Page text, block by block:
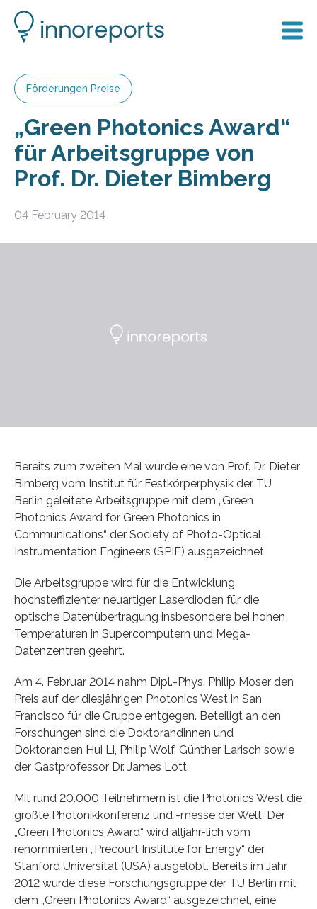
Förderungen Preise
„Green Photonics Award“
für Arbeitsgruppe von
Prof. Dr. Dieter Bimberg
04 February 2014
Bereits zum zweiten Mal wurde eine von Prof. Dr. Dieter
Bimberg vom Institut für Festkörperphysik der TU
Berlin geleitete Arbeitsgruppe mit dem „Green
Photonics Award for Green Photonics in
Communications“ der Society of Photo-Optical
Instrumentation Engineers (SPIE) ausgezeichnet.
Die Arbeitsgruppe wird für die Entwicklung
höchsteffizienter neuartiger Laserdioden für die
optische Datenübertragung insbesondere bei hohen
Temperaturen in Supercomputern und Mega-
Datenzentren geehrt.
Am 4. Februar 2014 nahm Dipl.-Phys. Philip Moser den
Preis auf der diesjährigen Photonics West in San
Francisco für die Gruppe entgegen. Beteiligt an den
Forschungen sind die Doktorandinnen und
Doktoranden Hui Li, Philip Wolf, Günther Larisch sowie
der Gastprofessor Dr. James Lott.
Mit rund 20.000 Teilnehmern ist die Photonics West die
größte Photonikkonferenz und -messe der Welt. Der
„Green Photonics Award“ wird alljähr-lich vom
renommierten „Precourt Institute for Energy“ der
Stanford Universität (USA) ausgelobt. Bereits im Jahr
2012 wurde diese Forschungsgruppe der TU Berlin mit
dem „Green Photonics Award“ ausgezeichnet, eine